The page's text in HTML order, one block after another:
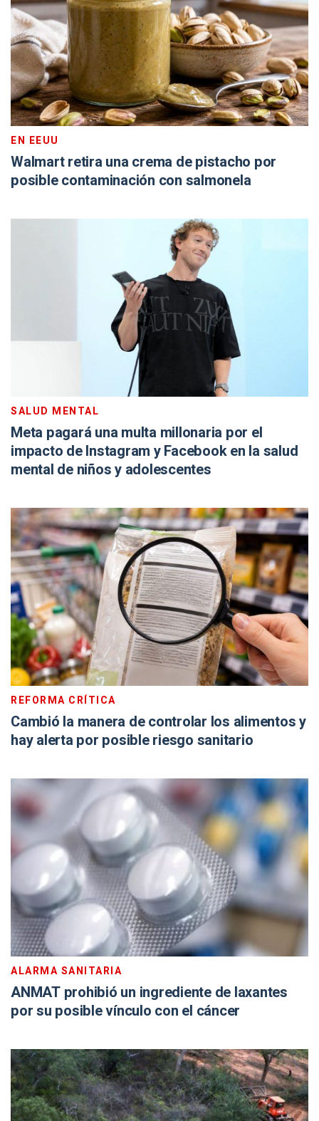
EN EEUU
Walmart retira una crema de pistacho por
posible contaminación con salmonela
SALUD MENTAL
Meta pagará una multa millonaria por el
impacto de Instagram y Facebook en la salud
mental de niños y adolescentes
REFORMA CRÍTICA
Cambió la manera de controlar los alimentos y
hay alerta por posible riesgo sanitario
ALARMA SANITARIA
ANMAT prohibió un ingrediente de laxantes
por su posible vínculo con el cáncer